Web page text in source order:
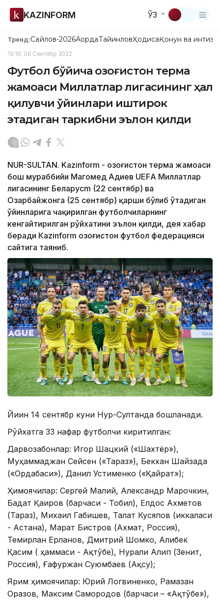
KAZINFORM ЎЗ
Тренд:Сайлов-2026АқордаТайинловҲодисаҚонун ва
19:16, 06 Сентябр 2022
Футбол бўйича Қозоғистон терма
жамоаси Миллатлар лигасининг ҳал
қилувчи ўйинлари иштирок
этадиган таркибни эълон қилди
NUR-SULTAN. Kazinform - Қозоғистон терма жамоаси
бош мураббийи Магомед Адиев UEFА Миллатлар
лигасининг Беларусm (22 сентябр) ва
Озарбайжонга (25 сентябр) қарши бўлиб ўтадиган
ўйинларига чақирилган футболчиларнинг
кенгайтирилган рўйхатини эълон қилди, дея хабар
беради Кazinform Қозоғистон футбол федерацияси
сайтига таяниб.
Йиғин 14 сентябр куни Нур-Султанда бошланади.
Рўйхатга 33 нафар футболчи киритилган:
Дарвозабонлар: Игор Шацкий («Шахтёр»),
Муҳаммаджан Сейсен («Тараз»), Бекхан Шайзада
(«Ордабаси»), Данил Устименко («Қайрат»);
Ҳимоячилар: Сергей Малий, Александр Марочкин,
Бағдат Қаиров (барчаси - Тобил), Елдос Ахметов
(Тараз), Михаил Габишев, Талғат Кусяпов (иккаласи
- Астана), Марат Бистров (Ахмат, Россия),
Темирлан Ерланов, Дмитрий Шомко, Алибек
Қасим ( ҳаммаси - Ақтўбе), Нурали Алип (Зенит,
Россия), Ғафуржан Суюмбаев (Ақсу);
Ярим ҳимоячилар: Юрий Логвиненко, Рамазан
Оразов, Максим Самородов (барчаси – «Ақтўбе»),